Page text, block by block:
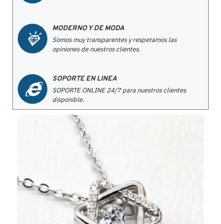
MODERNO Y DE MODA
Somos muy transparentes y respetamos las
opiniones de nuestros clientes.
SOPORTE EN LINEA
SOPORTE ONLINE 24/7 para nuestros clientes
disponible.